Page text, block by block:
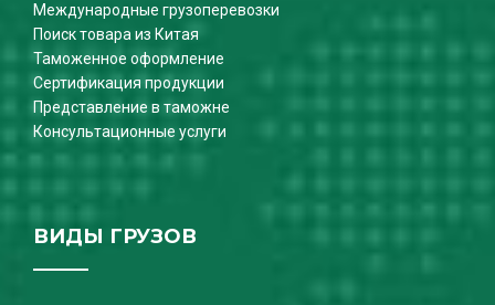
Международные грузоперевозки
Поиск товара из Китая
Таможенное оформление
Сертификация продукции
Представление в таможне
Консультационные услуги
ВИДЫ ГРУЗОВ